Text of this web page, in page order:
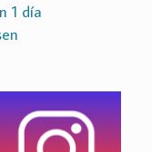
1 día